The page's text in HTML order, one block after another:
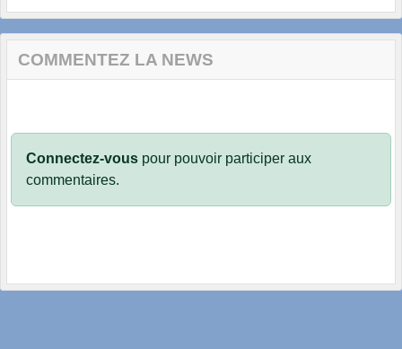
COMMENTEZ LA NEWS
Connectez-vous pour pouvoir participer aux
commentaires.